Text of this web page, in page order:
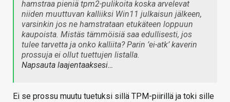
hamstraa pieniä tpm2-pulikoita koska arvelevat
niiden muuttuvan kalliiksi Win11 julkaisun jälkeen,
varsinkin jos ne hamstrataan etukäteen loppuun
kaupoista. Mistäs tämmöisiä saa edullisesti, jos
tulee tarvetta ja onko kalliita? Parin ’ei-atk’ kaverin
prossuja ei ollut tuettujen listalla.
Napsauta laajentaaksesi…
Ei se prossu muutu tuetuksi sillä TPM-piirillä ja toki sille